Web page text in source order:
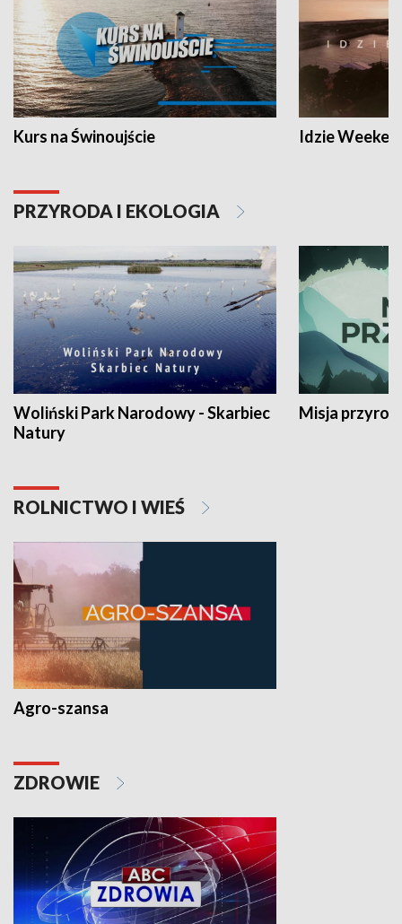
Kurs na Świnoujście Idzie
PRZYRODA I EKOLOGIA
Woliński Park Narodowy - Skarbiec
Natury
Misja
ROLNICTWO I WIEŚ
Agro-szansa
ZDROWIE